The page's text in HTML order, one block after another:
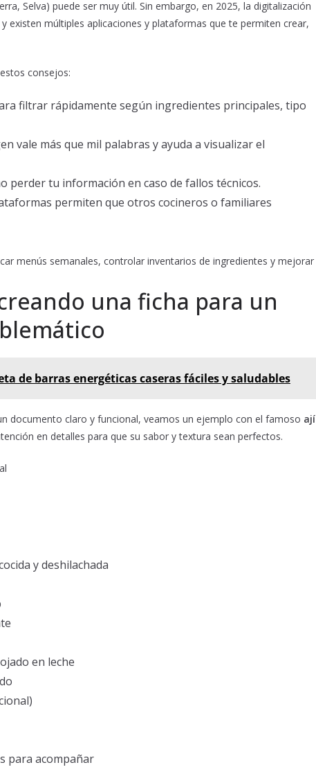
Selva) puede ser muy útil. Sin embargo, en 2025, la digitalización
existen múltiples aplicaciones y plataformas que te permiten crear,
consejos:
filtrar rápidamente según ingredientes principales, tipo
vale más que mil palabras y ayuda a visualizar el
perder tu información en caso de fallos técnicos.
permiten que otros cocineros o familiares
menús semanales, controlar inventarios de ingredientes y mejorar
una ficha para un
de barras energéticas caseras fáciles y saludables
documento claro y funcional, veamos un ejemplo con el famoso ají
en detalles para que su sabor y textura sean perfectos.
y deshilachada
en leche
para acompañar